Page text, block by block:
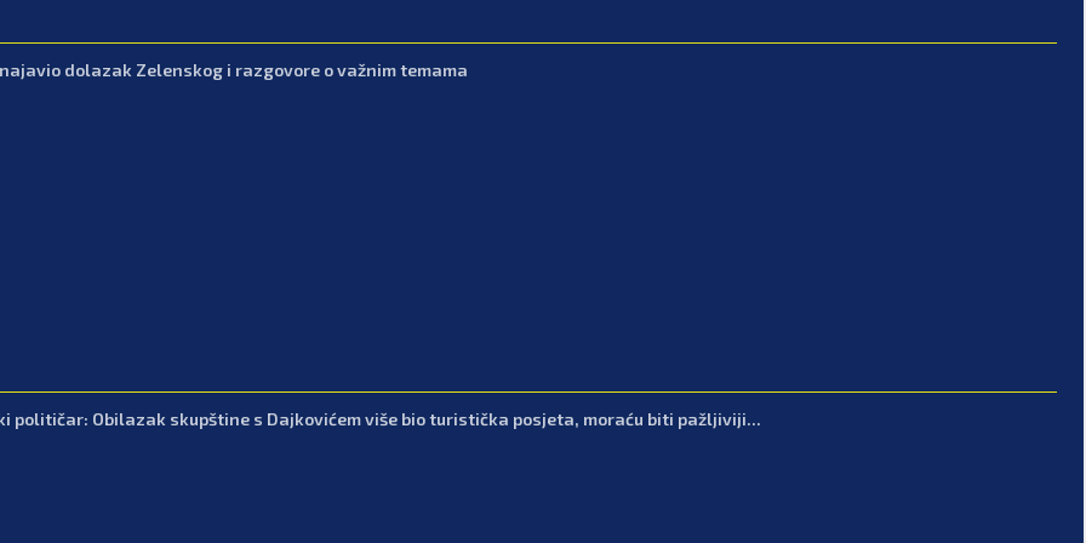
dolazak Zelenskog i razgovore o važnim temama
političar: Obilazak skupštine s Dajkovićem više bio turistička posjeta, moraću biti pažljiviji...